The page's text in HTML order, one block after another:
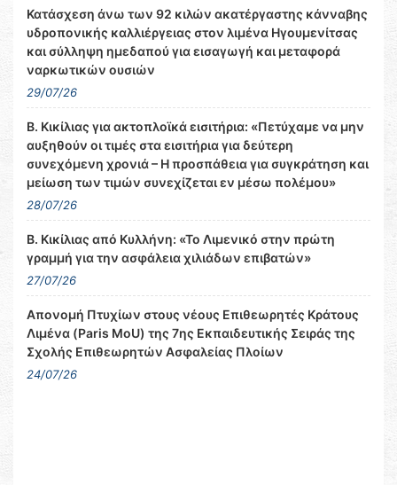
Κατάσχεση άνω των 92 κιλών ακατέργαστης κάνναβης
υδροπονικής καλλιέργειας στον λιμένα Ηγουμενίτσας
και σύλληψη ημεδαπού για εισαγωγή και μεταφορά
ναρκωτικών ουσιών
29/07/26
Β. Κικίλιας για ακτοπλοϊκά εισιτήρια: «Πετύχαμε να μην
αυξηθούν οι τιμές στα εισιτήρια για δεύτερη
συνεχόμενη χρονιά – Η προσπάθεια για συγκράτηση και
μείωση των τιμών συνεχίζεται εν μέσω πολέμου»
28/07/26
Β. Κικίλιας από Κυλλήνη: «Το Λιμενικό στην πρώτη
γραμμή για την ασφάλεια χιλιάδων επιβατών»
27/07/26
Απονομή Πτυχίων στους νέους Επιθεωρητές Κράτους
Λιμένα (Paris MoU) της 7ης Εκπαιδευτικής Σειράς της
Σχολής Επιθεωρητών Ασφαλείας Πλοίων
24/07/26